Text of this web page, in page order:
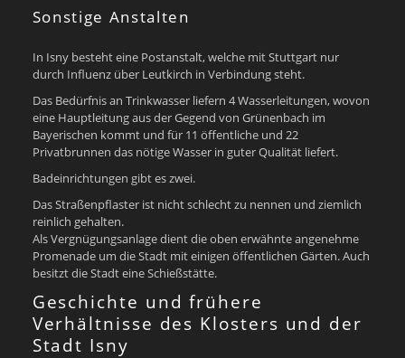
Sonstige Anstalten
In Isny besteht eine Postanstalt, welche mit Stuttgart nur
durch Influenz über Leutkirch in Verbindung steht.
Das Bedürfnis an Trinkwasser liefern 4 Wasserleitungen, wovon
eine Hauptleitung aus der Gegend von Grünenbach im
Bayerischen kommt und für 11 öffentliche und 22
Privatbrunnen das nötige Wasser in guter Qualität liefert.
Badeinrichtungen gibt es zwei.
Das Straßenpflaster ist nicht schlecht zu nennen und ziemlich
reinlich gehalten.
Als Vergnügungsanlage dient die oben erwähnte angenehme
Promenade um die Stadt mit einigen öffentlichen Gärten. Auch
besitzt die Stadt eine Schießstätte.
Geschichte und frühere
Verhältnisse des Klosters und der
Stadt Isny